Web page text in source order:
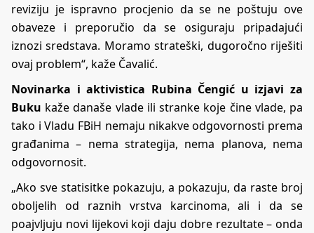
reviziju je ispravno procjenio da se ne poštuju ove
obaveze i preporučio da se osiguraju pripadajući
iznozi sredstava. Moramo strateški, dugoročno riješiti
ovaj problem“, kaže Čavalić.
Novinarka i aktivistica Rubina Čengić u izjavi za
Buku kaže današe vlade ili stranke koje čine vlade, pa
tako i Vladu FBiH nemaju nikakve odgovornosti prema
građanima – nema strategija, nema planova, nema
odgovornosit.
„Ako sve statisitke pokazuju, a pokazuju, da raste broj
oboljelih od raznih vrstva karcinoma, ali i da se
poajvljuju novi lijekovi koji daju dobre rezultate – onda